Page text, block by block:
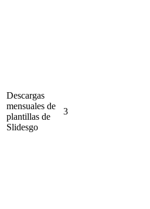
Descargas
mensuales de
plantillas de
Slidesgo
3